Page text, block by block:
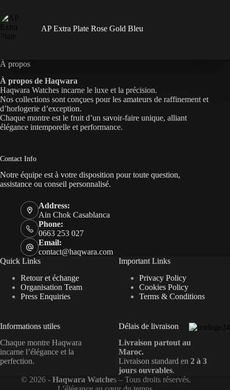
AP Extra Plate Rose Gold Bleu
À propos
À propos de Haqwara
Haqwara Watches incarne le luxe et la précision.
Nos collections sont conçues pour les amateurs de raffinement et
d’horlogerie d’exception.
Chaque montre est le fruit d’un savoir-faire unique, alliant
élégance intemporelle et performance.
Contact Info
Notre équipe est à votre disposition pour toute question,
assistance ou conseil personnalisé.
Address:
Ain Chok Casablanca
Phone:
0663 253 027
Email:
contact@haqwara.com
Quick Links
Retour et échange
Organisation Team
Press Enquiries
Informations utiles
Chaque montre Haqwara
incarne l’élégance et la
perfection.
Important Links
Privacy Policy
Cookies Policy
Terms & Conditions
Délais de livraison
Livraison partout au
Maroc.
Livraison standard en2 à 3
jours ouvrables.
© 2026 - Haqwara Watches – Tous droits réservés.